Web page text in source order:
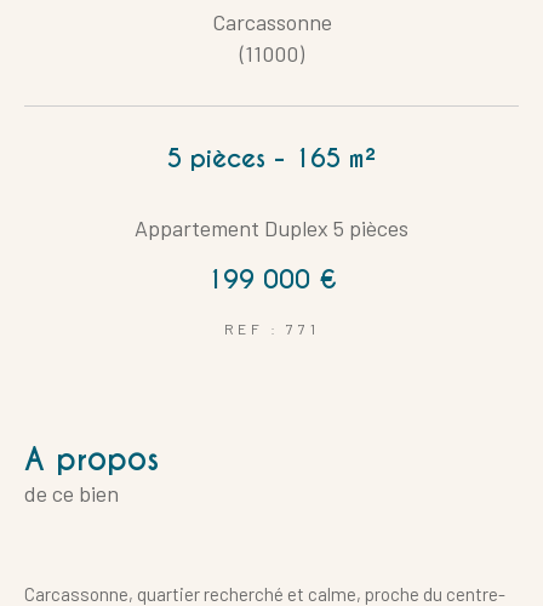
Carcassonne
(11000)
5 pièces - 165 m²
Appartement Duplex 5 pièces
199 000 €
REF : 771
a propos
de ce bien
Carcassonne, quartier recherché et calme, proche du centre-